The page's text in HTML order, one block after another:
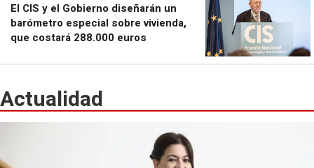
El CIS y el Gobierno diseñarán un
barómetro especial sobre vivienda,
que costará 288.000 euros
Actualidad